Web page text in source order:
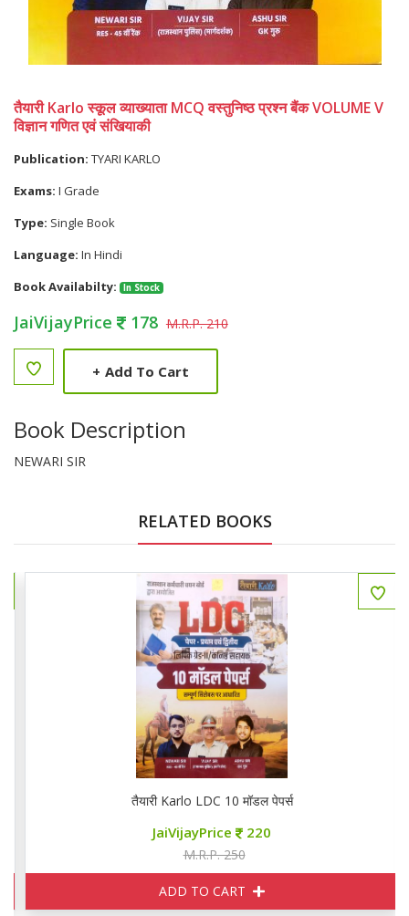
तैयारी Karlo स्कूल व्याख्याता MCQ वस्तुनिष्ठ प्रश्न बैंक VOLUME V
विज्ञान गणित एवं संखियाकी
Publication: TYARI KARLO
Exams: I Grade
Type: Single Book
Language: In Hindi
Book Availabilty:
In Stock
JaiVijayPrice 178 M.R.P. 210
+ Add To Cart
Book Description
NEWARI SIR
RELATED BOOKS
तैयारी Karlo LDC 10 मॉडल पेपर्स
JaiVijayPrice 220
M.R.P. 250
ADD TO CART